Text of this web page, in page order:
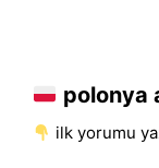
polonya
i̇lk yorumu